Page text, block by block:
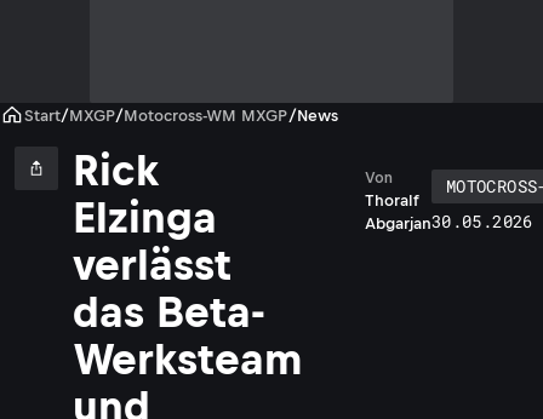
Start/MXGP/Motocross-WM MXGP/News
Rick
Elzinga
verlässt
das Beta-
Werksteam
und
Thoralf
Abgarjan
Von